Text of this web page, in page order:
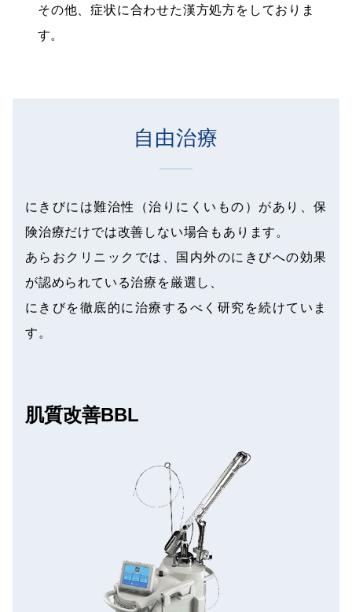
その他、症状に合わせた漢方処方をしておりま
す。
自由治療
にきびには難治性（治りにくいもの）があり、保
険治療だけでは改善しない場合もあります。
あらおクリニックでは、国内外のにきびへの効果
が認められている治療を厳選し、
にきびを徹底的に治療するべく研究を続けていま
す。
肌質改善BBL